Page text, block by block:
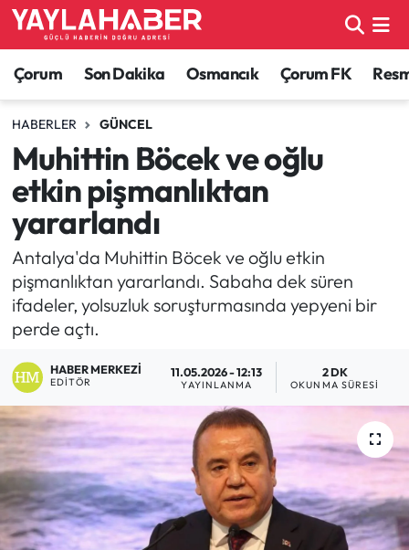
Çorum Son Dakika Osmancık Çorum FK
HABERLER GÜNCEL
Muhittin Böcek ve oğlu
etkin pişmanlıktan
yararlandı
Antalya'da Muhittin Böcek ve oğlu etkin
pişmanlıktan yararlandı. Sabaha dek süren
ifadeler, yolsuzluk soruşturmasında yepyeni bir
perde açtı.
HABER MERKEZI
EDITÖR
11.05.2026 - 12:13
YAYINLANMA
2 DK
OKUNMA SÜRESI
Alaca Haberleri
Bayat Haberleri
Bilgi - Keşfet Haberleri
Bilim ve Teknoloji
Boğazkale Haberleri
Çorum Haberleri
Eğitim
Ekonomi
Güncel
Çorum Nöbetçi Eczaneler
Çorum Hava Durumu
Çorum Namaz Vakitleri
Çorum Trafik Yoğunluk Haritası
TFF 1.Lig Puan Durumu ve Fikstür
Tüm Manşetler